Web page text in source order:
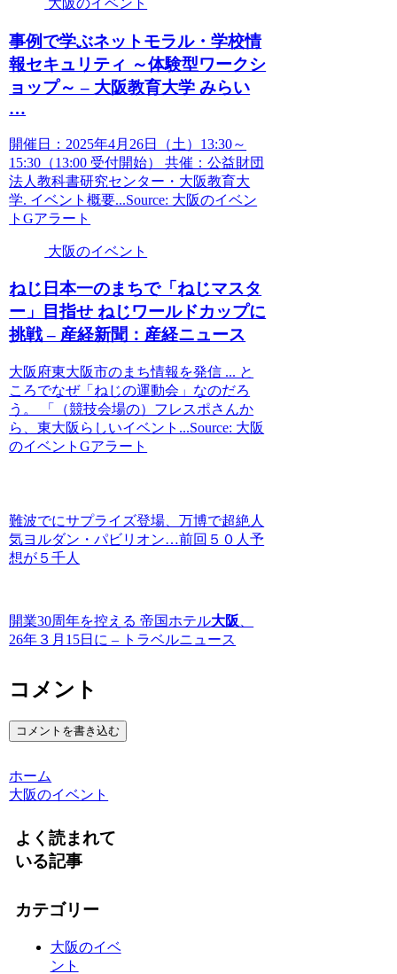
大阪のイベント
事例で学ぶネットモラル・学校情
報セキュリティ ～体験型ワークシ
ョップ～ – 大阪教育大学 みらい
…
開催日：2025年4月26日（土）13:30～
15:30（13:00 受付開始） 共催：公益財団
法人教科書研究センター・大阪教育大
学. イベント概要...Source: 大阪のイベン
トGアラート
大阪のイベント
ねじ日本一のまちで「ねじマスタ
ー」目指せ ねじワールドカップに
挑戦 – 産経新聞：産経ニュース
大阪府東大阪市のまち情報を発信 ... と
ころでなぜ「ねじの運動会」なのだろ
う。 「（競技会場の）フレスポさんか
ら、東大阪らしいイベント...Source: 大阪
のイベントGアラート
難波でにサプライズ登場、万博で超絶人
気ヨルダン・パビリオン…前回５０人予
想が５千人
開業30周年を控える 帝国ホテル大阪
26年３月15日に – トラベルニュース
コメント
コメントを書き込む
ホーム
大阪のイベント
よく読まれて
いる記事
カテゴリー
大阪のイベ
ント